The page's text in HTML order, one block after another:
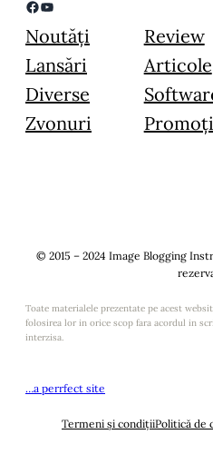
Facebook YouTube
Noutăți
Lansări
Diverse
Zvonuri
Review
Articole
© 2015 – 2024 Image Blogging
Toate materialele prezentate pe acest
folosirea lor in orice scop fara acordul in
interzisa.
…a perrfect site
Termeni și condițiiPolitică de